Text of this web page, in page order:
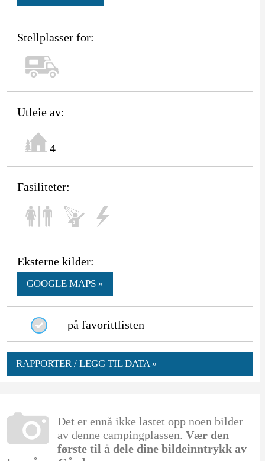
Stellplasser for:
Utleie av:
4
Fasiliteter:
Eksterne kilder:
GOOGLE MAPS »
på favorittlisten
RAPPORTER / LEGG TIL DATA »
Det er ennå ikke lastet opp noen bilder
av denne campingplassen. Vær den
første til å dele dine bildeinntrykk av